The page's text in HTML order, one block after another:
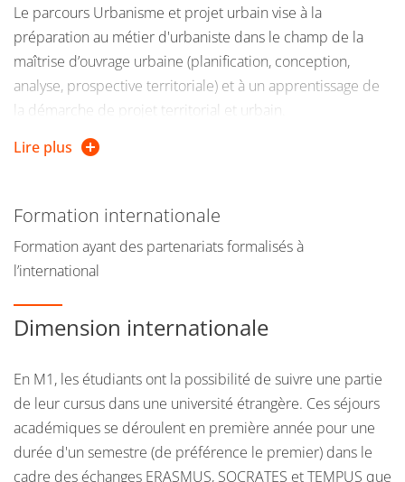
Le parcours Urbanisme et projet urbain vise à la
préparation au métier d'urbaniste dans le champ de la
maîtrise d’ouvrage urbaine (planification, conception,
analyse, prospective territoriale) et à un apprentissage de
la démarche de projet territorial et urbain.
L'objectif du parcours est de doter les étudiants d'une
d'information géographique) nécessaires pour exercer le
métier d'urbaniste et de leur fournir des connaissances
spécialisées en matière de droit et de montage
le cadre de cours et d'ateliers, dans lesquels les étudiants
une collectivité territoriale, des organismes publics,
parapublics ou privés. Si la formation s'appuie
principalement sur des expériences portant sur différents
terrains français, des cours sensibilisent les étudiants à la
connaissance d'autres contextes européens. Pour favoriser
Lire plus
Formation internationale
Formation ayant des partenariats formalisés à
l’international
Dimension internationale
En M1, les étudiants ont la possibilité de suivre une partie
de leur cursus dans une université étrangère. Ces séjours
académiques se déroulent en première année pour une
durée d'un semestre (de préférence le premier) dans le
cadre des échanges ERASMUS, SOCRATES et TEMPUS que